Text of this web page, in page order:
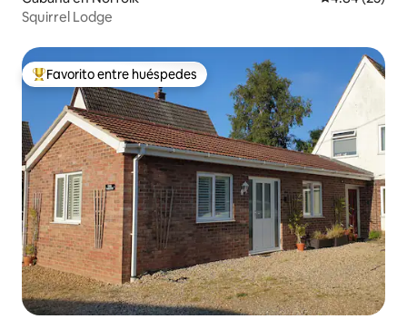
Squirrel Lodge
Favorito entre huéspedes preferido
Favorito entre huéspedes